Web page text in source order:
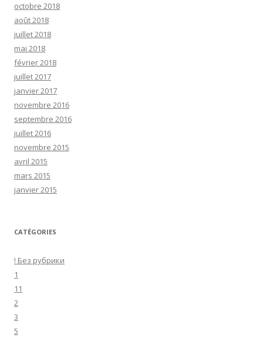
octobre 2018
août 2018
juillet 2018
mai 2018
février 2018
juillet 2017
janvier 2017
novembre 2016
septembre 2016
juillet 2016
novembre 2015
avril 2015
mars 2015
janvier 2015
CATÉGORIES
! Без рубрики
1
11
2
3
5